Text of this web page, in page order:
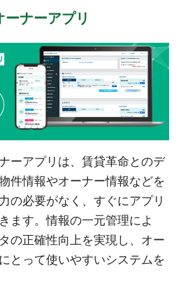
ーナーアプリ
ーアプリは、賃貸革命とのデ
件情報やオーナー情報などを
の必要がなく、すぐにアプリ
ます。情報の一元管理によ
の正確性向上を実現し、オー
とって使いやすいシステムを